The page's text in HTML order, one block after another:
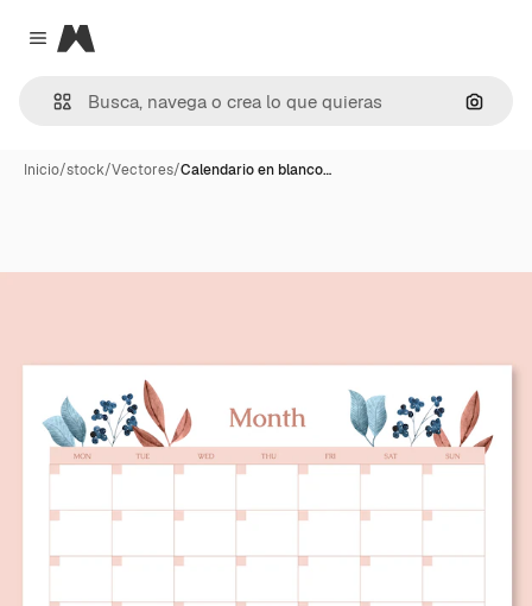
Close menu
Magnific
Inicio/stock/Vectores/Calendario en blanco…